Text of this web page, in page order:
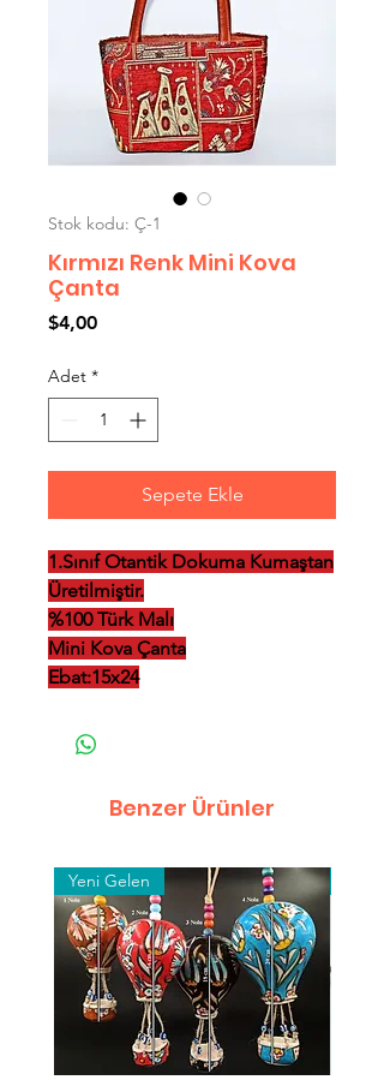
Stok kodu: Ç-1
Kırmızı Renk Mini Kova
Çanta
$4,00Fiyat
Adet *
Sepete Ekle
1.Sınıf Otantik Dokuma Kumaştan
Üretilmiştir.
%100 Türk Malı
Mini Kova Çanta
Ebat:15x24
Benzer Ürünler
Yeni Gelen